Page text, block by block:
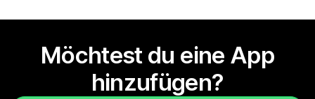
Möchtest du eine App
hinzufügen?